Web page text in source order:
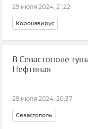
29 июля 2024, 21:22
Коронавирус
Здравоохранение в
Здравоохранение в
Новости Крыма
В Севастополе
Нефтяная
29 июля 2024, 20:37
Севастополь